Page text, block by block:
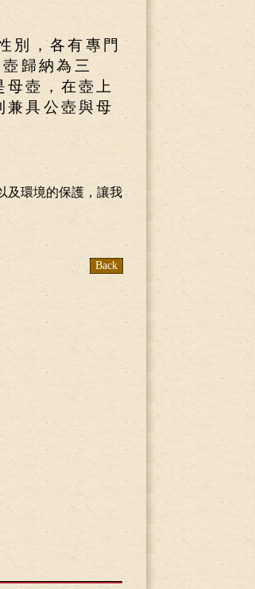
別，各有專門
歸納為三
母壺，在壺上
兼具公壺與母
及環境的保護，讓我